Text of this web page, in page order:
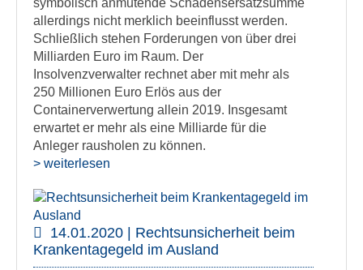
symbolisch anmutende Schadensersatzsumme
allerdings nicht merklich beeinflusst werden.
Schließlich stehen Forderungen von über drei
Milliarden Euro im Raum. Der
Insolvenzverwalter rechnet aber mit mehr als
250 Millionen Euro Erlös aus der
Containerverwertung allein 2019. Insgesamt
erwartet er mehr als eine Milliarde für die
Anleger rausholen zu können.
> weiterlesen
14.01.2020 | Rechtsunsicherheit beim
Krankentagegeld im Ausland